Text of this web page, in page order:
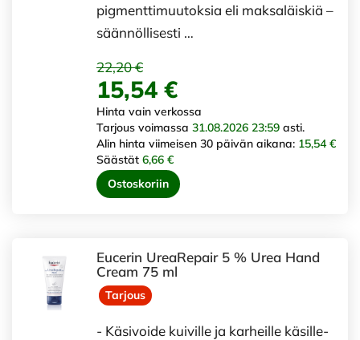
pigmenttimuutoksia eli maksaläiskiä –
säännöllisesti …
22,20 €
15,54 €
Hinta vain verkossa
Tarjous voimassa 31.08.2026 23:59 asti.
Alin hinta viimeisen 30 päivän aikana: 15,54 €
Säästät 6,66 €
Ostoskoriin
Eucerin UreaRepair 5 % Urea Hand
Cream 75 ml
Tarjous
- Käsivoide kuiville ja karheille käsille-